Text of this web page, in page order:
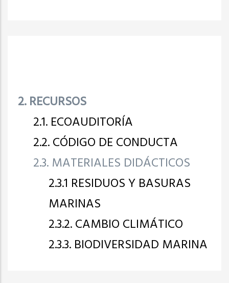
2. RECURSOS
2.1. ECOAUDITORÍA
2.2. CÓDIGO DE CONDUCTA
2.3. MATERIALES DIDÁCTICOS
2.3.1 RESIDUOS Y BASURAS
MARINAS
2.3.2. CAMBIO CLIMÁTICO
2.3.3. BIODIVERSIDAD MARINA